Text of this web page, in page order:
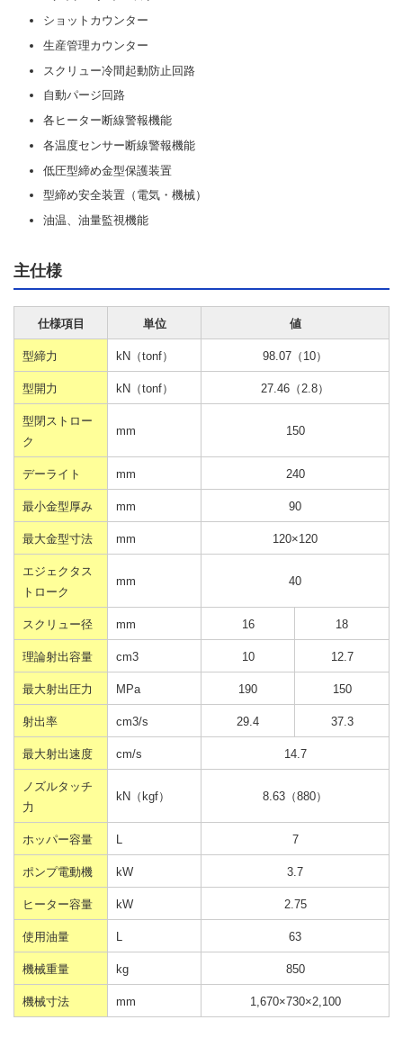
ショットカウンター
生産管理カウンター
スクリュー冷間起動防止回路
自動パージ回路
各ヒーター断線警報機能
各温度センサー断線警報機能
低圧型締め金型保護装置
型締め安全装置（電気・機械）
油温、油量監視機能
主仕様
仕様項目 単位 値
型締力 kN（tonf） 98.07（10）
型開力 kN（tonf） 27.46（2.8）
型閉ストロー
ク
mm 150
デーライト mm 240
最小金型厚み mm 90
最大金型寸法 mm 120×120
エジェクタス
トローク
mm 40
スクリュー径 mm 16 18
理論射出容量 cm3 10 12.7
最大射出圧力 MPa 190 150
射出率 cm3/s 29.4 37.3
最大射出速度 cm/s 14.7
ノズルタッチ
力
kN（kgf） 8.63（880）
ホッパー容量 L 7
ポンプ電動機 kW 3.7
ヒーター容量 kW 2.75
使用油量 L 63
機械重量 kg 850
機械寸法 mm 1,670×730×2,100